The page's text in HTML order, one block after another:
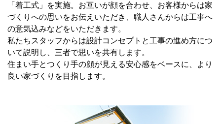
「着工式」を実施。お互いが顔を合わせ、お客様からは家
づくりへの思いをお伝えいただき、職人さんからは工事へ
の意気込みなどをいただきます。
私たちスタッフからは設計コンセプトと工事の進め方につ
いて説明し、三者で思いを共有します。
住まい手とつくり手の顔が見える安心感をベースに、より
良い家づくりを目指します。